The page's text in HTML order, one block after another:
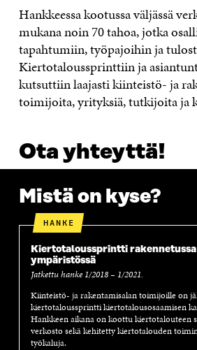
Hankkeessa kootussa väljässä
mukana noin 70 tahoa, jotka
tapahtumiin, työpajoihin ja
Kiertotaloussprinttiin ja
kutsuttiin laajasti kiinteistö- ja
toimijoita, yrityksiä, tutkijoita ja
Ota yhteyttä!
Mistä on kyse?
HANKE
Kiertotaloussprintti rakennetussa
ympäristössä
Jatkettu hanke 1/2018 – 1/2021.
Kiinteistö- ja rakentamisalan toimijoille on
kiertotaloussprintti kiertotalousosaamisen
Hankkeen aikana on koottu kiertotalouteen
verkosto sekä kehitetty kiertotalouden
työkaluja.